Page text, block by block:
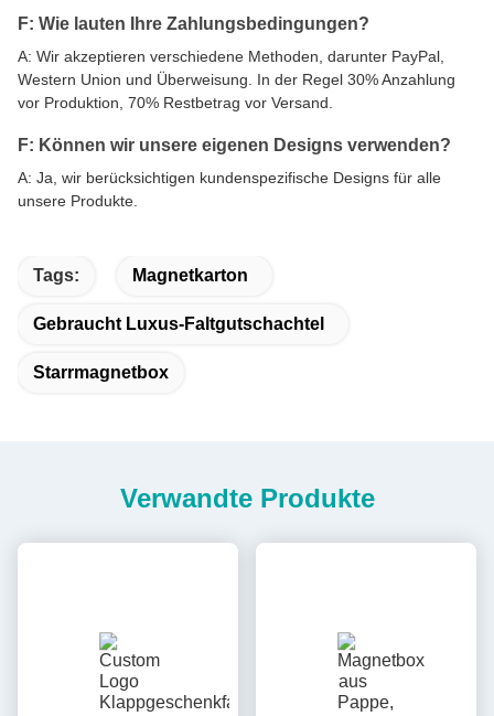
F: Wie lauten Ihre Zahlungsbedingungen?
A: Wir akzeptieren verschiedene Methoden, darunter PayPal,
Western Union und Überweisung. In der Regel 30% Anzahlung
vor Produktion, 70% Restbetrag vor Versand.
F: Können wir unsere eigenen Designs verwenden?
A: Ja, wir berücksichtigen kundenspezifische Designs für alle
unsere Produkte.
Tags: Magnetkarton
Gebraucht Luxus-Faltgutschachtel
Starrmagnetbox
Verwandte Produkte